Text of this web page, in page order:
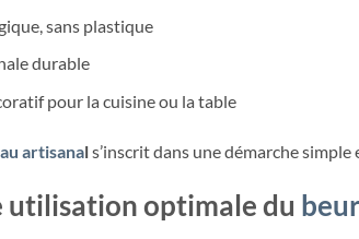
sans plastique
durable
pour la cuisine ou la table
artisanals’inscrit dans une démarche
utilisation optimale du